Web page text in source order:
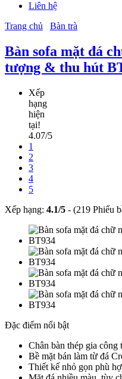
Liên hệ
Trang chủ
Bàn trà
Bàn sofa mặt đá
tượng & thu hút
Xếp
hạng
hiện
tại!
4.07/5
1
2
3
4
5
Xếp hạng: 4.1/5 - (219 Phiếu
Đặc điểm nổi bật
Chân bàn thép gia công
Bề mặt bán làm từ đá
Thiết kế nhỏ gọn phù